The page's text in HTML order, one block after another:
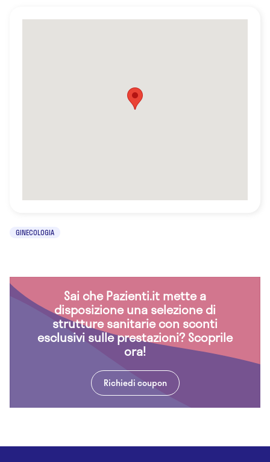
GINECOLOGIA
Sai che Pazienti.it mette a
disposizione una selezione di
strutture sanitarie con sconti
esclusivi sulle prestazioni? Scoprile
ora!
Richiedi coupon